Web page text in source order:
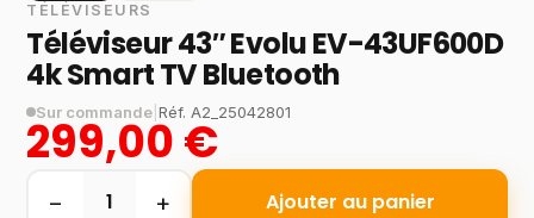
TÉLÉVISEURS
Téléviseur 43″ Evolu EV-43UF600D
4k Smart TV Bluetooth
Sur commande |Réf.A2_25042801
299,00 €
− 1 + Ajouter au panier